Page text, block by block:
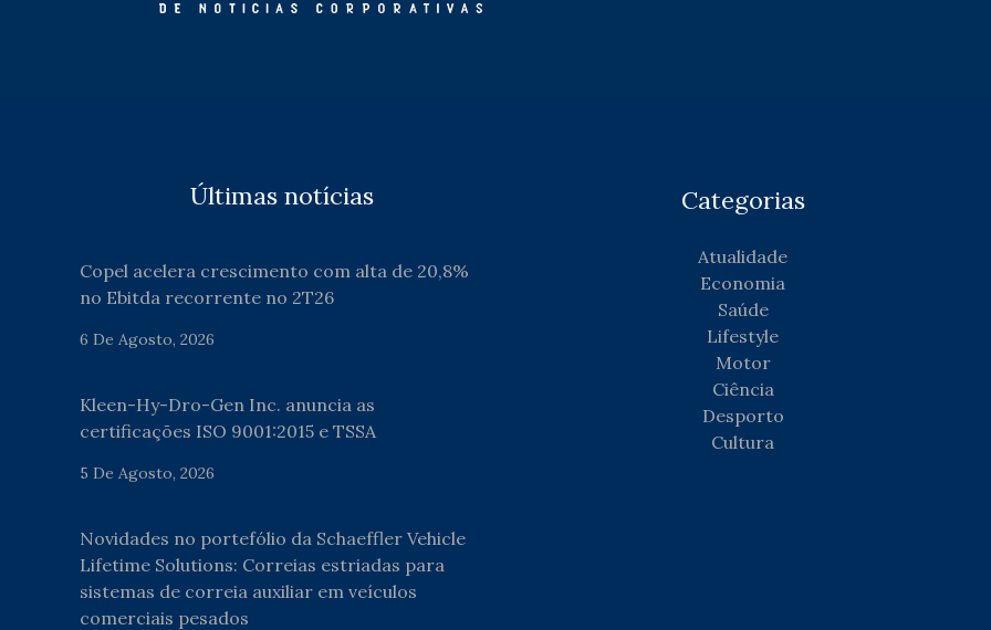
Últimas notícias
Copel acelera crescimento com alta de 20,8%
no Ebitda recorrente no 2T26
6 De Agosto, 2026
Kleen-Hy-Dro-Gen Inc. anuncia as
certificações ISO 9001:2015 e TSSA
5 De Agosto, 2026
Novidades no portefólio da Schaeffler Vehicle
Lifetime Solutions: Correias estriadas para
sistemas de correia auxiliar em veículos
comerciais pesados
Categorias
Atualidade
Economia
Saúde
Lifestyle
Motor
Ciência
Desporto
Cultura